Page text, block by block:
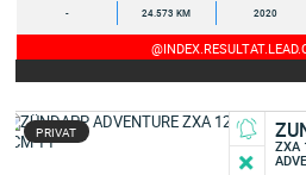
- 24.573 KM 2020
PRIVAT
ZXA